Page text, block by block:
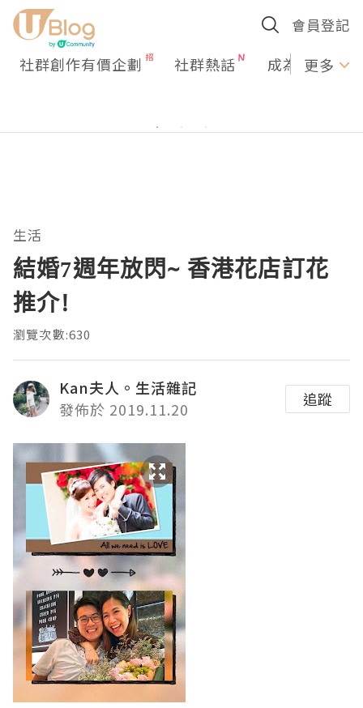
會員登記
社群創作有價企劃 社群熱話 成為U更多
生活
結婚7週年放閃~ 香港花店訂花
推介!
瀏覽次數:630
Kan夫人。生活雜記
發佈於 2019.11.20
追蹤